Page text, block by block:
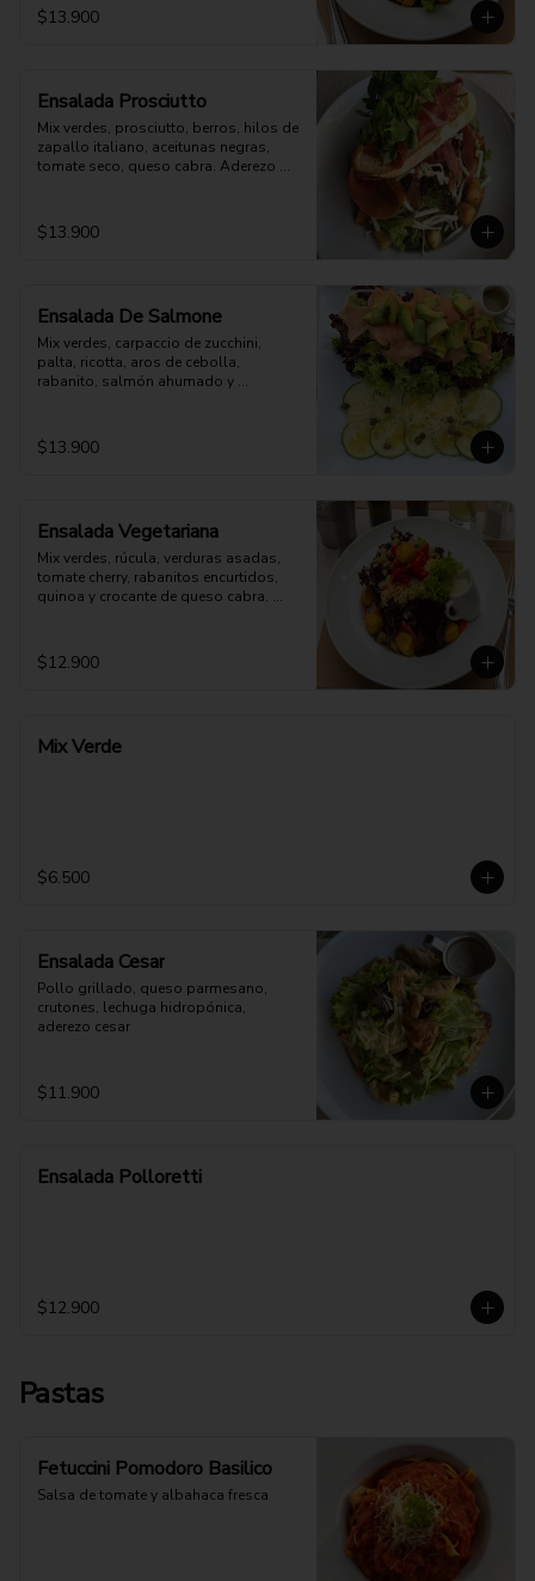
$13.900
Ensalada Prosciutto
Mix verdes, prosciutto, berros, hilos de
zapallo italiano, aceitunas negras,
tomate seco, queso cabra. Aderezo
$13.900
Ensalada De Salmone
Mix verdes, carpaccio de zucchini,
palta, ricotta, aros de cebolla,
rabanito, salmón ahumado y
$13.900
Ensalada Vegetariana
Mix verdes, rúcula, verduras asadas,
tomate cherry, rabanitos encurtidos,
quinoa y crocante de queso cabra.
$12.900
Mix Verde
$6.500
Ensalada Cesar
Pollo grillado, queso parmesano,
crutones, lechuga hidropónica,
aderezo cesar
$11.900
Ensalada Polloretti
$12.900
Pastas
Fetuccini Pomodoro Basilico
Salsa de tomate y albahaca fresca